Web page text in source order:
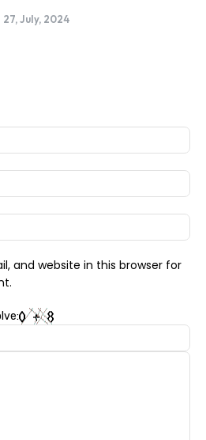
27, July, 2024
and website in this browser for